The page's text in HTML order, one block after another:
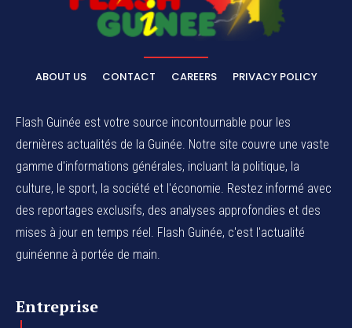
ABOUT US CONTACT CAREERS PRIVACY POLICY
Flash Guinée est votre source incontournable pour les
dernières actualités de la Guinée. Notre site couvre une vaste
gamme d'informations générales, incluant la politique, la
culture, le sport, la société et l'économie. Restez informé avec
des reportages exclusifs, des analyses approfondies et des
mises à jour en temps réel. Flash Guinée, c'est l'actualité
guinéenne à portée de main.
Entreprise